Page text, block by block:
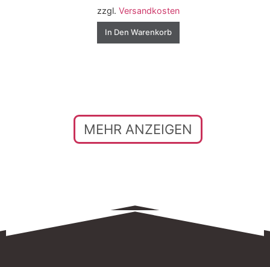
In Den Warenkorb
zzgl. Versandkosten
MEHR ANZEIGEN